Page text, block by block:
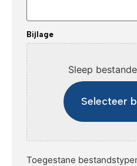
Bijlage
Sleep
Selecteer
Toegestane